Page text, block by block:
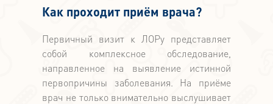
Как проходит приём врача?
Первичный визит к ЛОРу представляет
собой комплексное обследование,
направленное на выявление истинной
первопричины заболевания. На приёме
врач не только внимательно выслушивает